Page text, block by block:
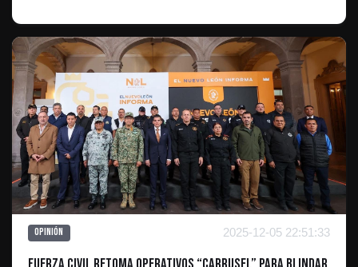
Opinión 2025-12-05 22:51:33